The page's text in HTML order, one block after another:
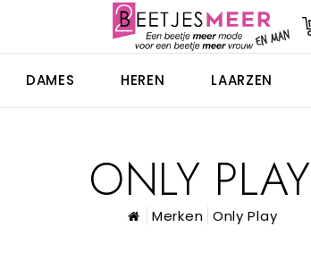
DAMES HEREN LAARZEN
ONLY PLAY
Merken Only Play